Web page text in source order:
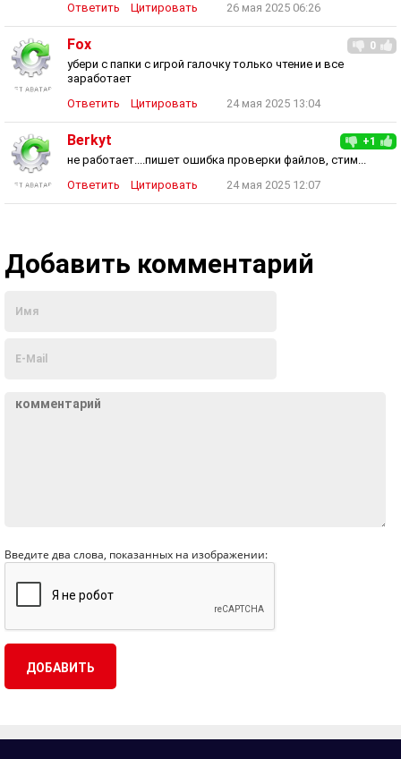
Ответить
Цитировать 26 мая 2025 06:26
0
Fox
убери с папки с игрой галочку только чтение и все
заработает
Ответить
Цитировать 24 мая 2025 13:04
+1
Berkyt
не работает....пишет ошибка проверки файлов, стим...
Ответить
Цитировать 24 мая 2025 12:07
Добавить комментарий
Введите два слова, показанных на изображении: